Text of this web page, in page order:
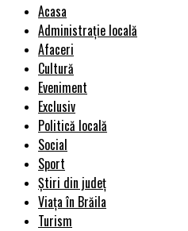
Acasa
Administrație locală
Afaceri
Cultură
Eveniment
Exclusiv
Politică locală
Social
Sport
Știri din județ
Viața în Brăila
Turism